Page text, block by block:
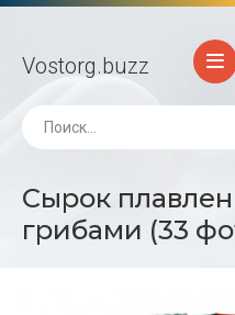
Vostorg.buzz
Сырок
грибами (33